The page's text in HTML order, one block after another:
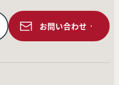
お問い合わせ